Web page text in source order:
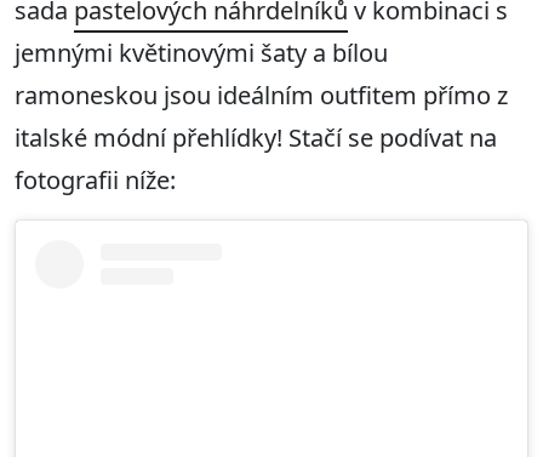
sada pastelových náhrdelníků v kombinaci s
jemnými květinovými šaty a bílou
ramoneskou jsou ideálním outfitem přímo z
italské módní přehlídky! Stačí se podívat na
fotografii níže: